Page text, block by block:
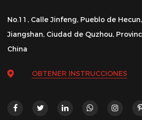
No.11, Calle Jinfeng, Pueblo de
Jiangshan, Ciudad de Quzhou,
China
OBTENER INSTRUCCIONES